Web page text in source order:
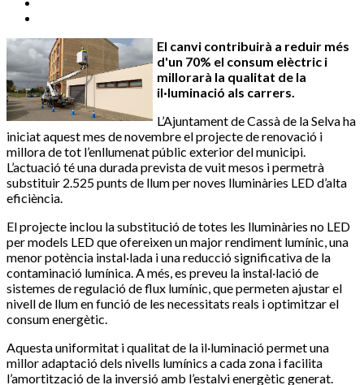
El canvi contribuirà a reduir més
d'un 70% el consum elèctric i
millorarà la qualitat de la
il·luminació als carrers.
L’Ajuntament de Cassà de la Selva ha
iniciat aquest mes de novembre el projecte de renovació i
millora de tot l’enllumenat públic exterior del municipi.
L’actuació té una durada prevista de vuit mesos i permetrà
substituir 2.525 punts de llum per noves lluminàries LED d’alta
eficiència.
El projecte inclou la substitució de totes les lluminàries no LED
per models LED que ofereixen un major rendiment lumínic, una
menor potència instal·lada i una reducció significativa de la
contaminació lumínica. A més, es preveu la instal·lació de
sistemes de regulació de flux lumínic, que permeten ajustar el
nivell de llum en funció de les necessitats reals i optimitzar el
consum energètic.
Aquesta uniformitat i qualitat de la il·luminació permet una
millor adaptació dels nivells lumínics a cada zona i facilita
l’amortització de la inversió amb l’estalvi energètic generat.